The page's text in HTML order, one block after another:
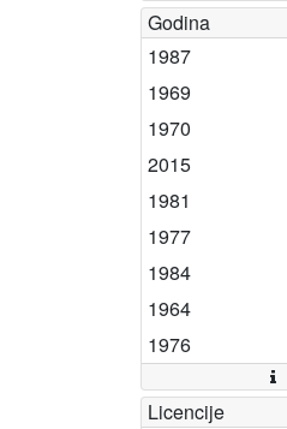
Godina
1987
1969
1970
2015
1981
1977
1984
1964
1976
Licencije